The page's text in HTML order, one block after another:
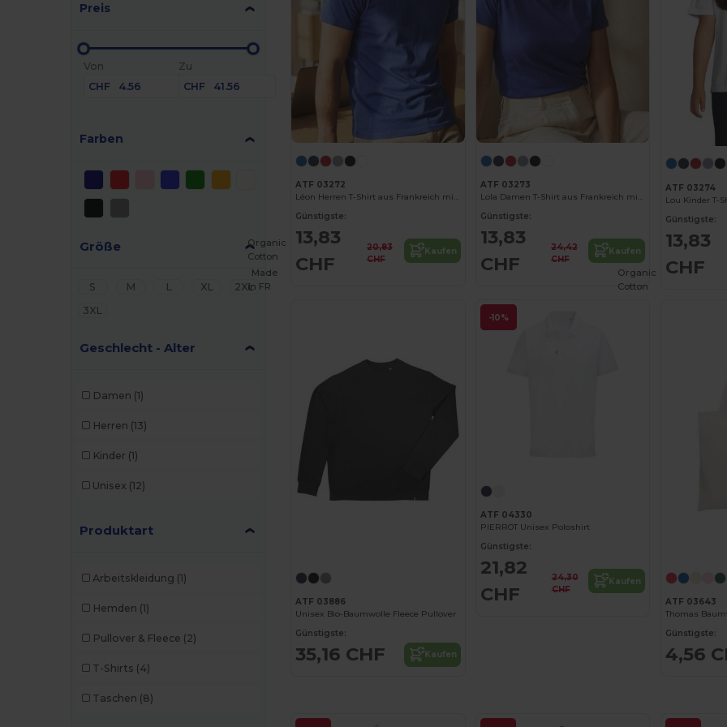
Preis
Von
CHF
Zu
CHF
Farben
Größe
S M L XL
2XL
3XL
Geschlecht - Alter
Damen (1)
Herren (13)
Kinder (1)
Unisex (12)
Produktart
Arbeitskleidung (1)
Hemden (1)
Pullover & Fleece (2)
T-Shirts (4)
Taschen (8)
ATF 03272
Léon Herren T-Shirt aus Frankreich mit Rundhalsausschnitt
Günstigste:
13,83
CHF
20,83
CHF
Kaufen
ATF 03273
Lola Damen T-Shirt aus Frankreich mit Rundhalsausschnitt
Günstigste:
13,83
CHF
24,42
CHF
Kaufen
ATF 03274
Günstigste:
13,83
CHF
Organic
Cotton
Made
in FR
ATF 03886
Unisex Bio-Baumwolle Fleece Pullover
Günstigste:
35,16 CHF Kaufen
-10%
ATF 04330
PIERROT Unisex Poloshirt
Günstigste:
21,82
CHF
24,30
CHF
Kaufen
Organic
Cotton
ATF 03643
Thomas
Günstigste:
4,56